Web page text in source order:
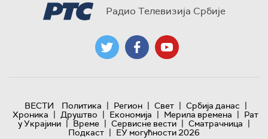
Радио Телевизија Србије
ВЕСТИ Политика | Регион | Свет | Србија данас |
Хроника | Друштво | Економија | Мерила времена | Рат
у Украјини | Време | Сервисне вести | Сматрачница |
Подкаст | ЕУ могућности 2026